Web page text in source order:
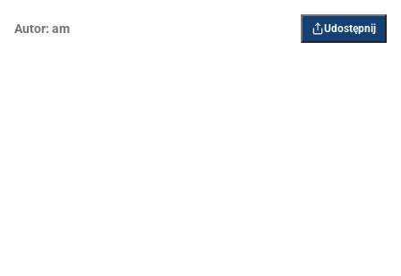
Autor: am Udostępnij